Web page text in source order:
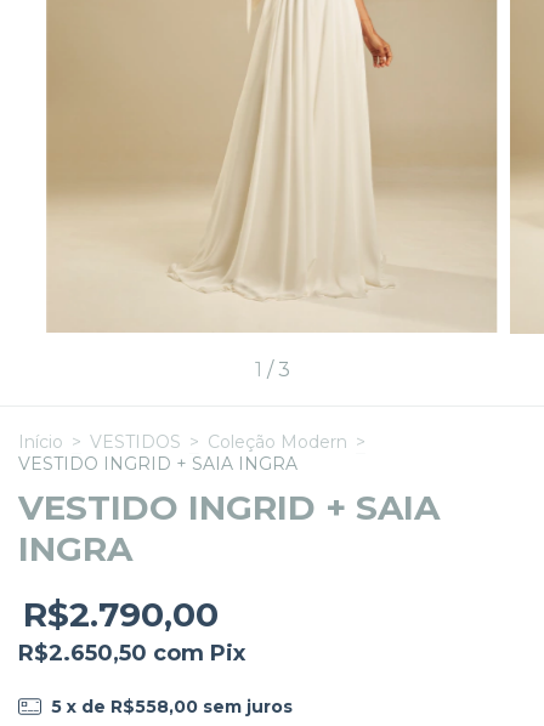
1 /3
Início > VESTIDOS > Coleção Modern >
VESTIDO INGRID + SAIA INGRA
VESTIDO INGRID + SAIA
INGRA
R$2.790,00
R$2.650,50 com Pix
5 x de R$558,00 sem juros